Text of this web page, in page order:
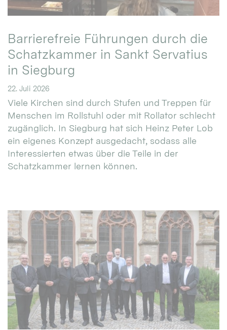
Barrierefreie Führungen durch die
Schatzkammer in Sankt Servatius
in Siegburg
22. Juli 2026
Viele Kirchen sind durch Stufen und Treppen für
Menschen im Rollstuhl oder mit Rollator schlecht
zugänglich. In Siegburg hat sich Heinz Peter Lob
ein eigenes Konzept ausgedacht, sodass alle
Interessierten etwas über die Teile in der
Schatzkammer lernen können.